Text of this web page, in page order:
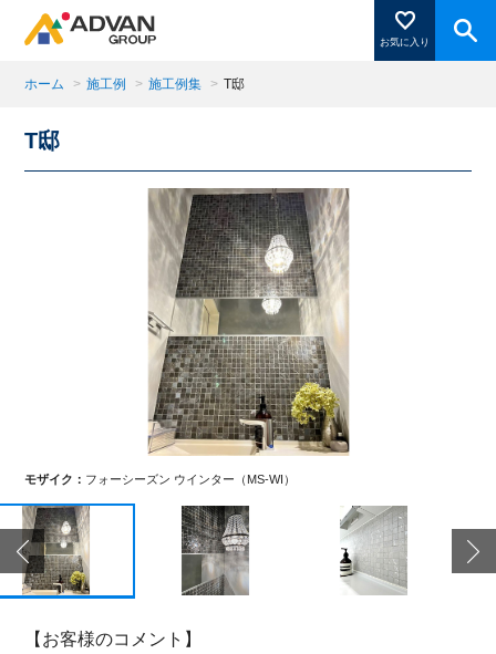
お気に入り
商品ページにある「お気に入り登録」を押すと登録した
商品がここに表示されます。
閉じる
ホーム > 施工例 > 施工例集 > T邸
T邸
モザイク： フォーシーズン ウインター（MS-WI）
【お客様のコメント】